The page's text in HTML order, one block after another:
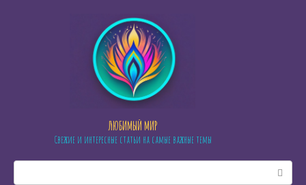
ЛЮБИМЫЙ МИР
Свежие и интересные статьи на самые важные темы